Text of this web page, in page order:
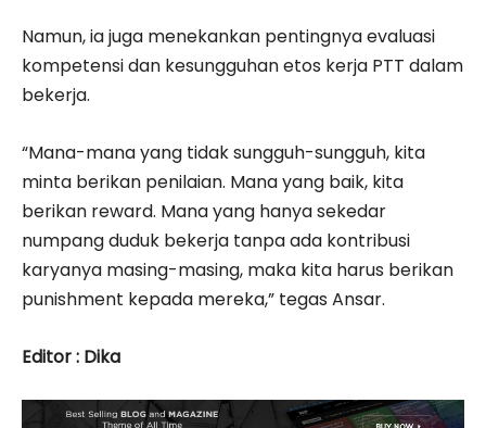
Namun, ia juga menekankan pentingnya evaluasi
kompetensi dan kesungguhan etos kerja PTT dalam
bekerja.
“Mana-mana yang tidak sungguh-sungguh, kita
minta berikan penilaian. Mana yang baik, kita
berikan reward. Mana yang hanya sekedar
numpang duduk bekerja tanpa ada kontribusi
karyanya masing-masing, maka kita harus berikan
punishment kepada mereka,” tegas Ansar.
Editor : Dika